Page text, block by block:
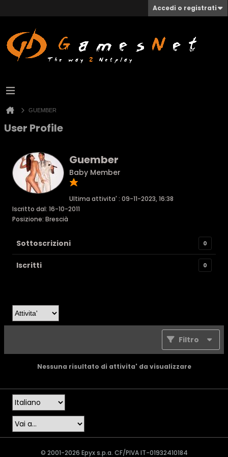
Accedi o registrati
GUEMBER
User Profile
Guember
Baby Member
Ultima attivita' : 09-11-2023, 16:38
Iscritto dal: 16-10-2011
Posizione: Brescià
Sottoscrizioni 0
Iscritti 0
Filtro
Nessuna risultato di attivita' da visualizzare
© 2001-2026 Epyx s.p.a. CF/PIVA IT-01932410184